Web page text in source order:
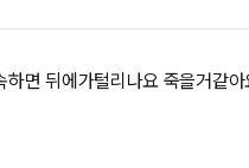
하면 뒤에가털리나요 죽을거같아